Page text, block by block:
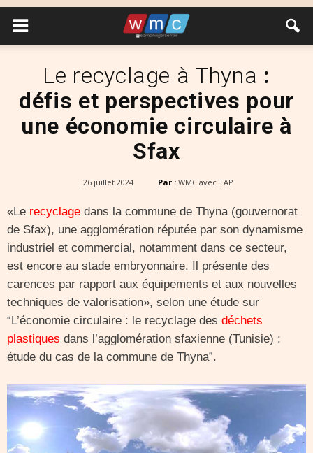
Le recyclage à Thyna :
défis et perspectives pour
une économie circulaire à
Sfax
26 juillet 2024 Par : WMC avec TAP
«Le recyclage dans la commune de Thyna (gouvernorat
de Sfax), une agglomération réputée par son dynamisme
industriel et commercial, notamment dans ce secteur,
est encore au stade embryonnaire. Il présente des
carences par rapport aux équipements et aux nouvelles
techniques de valorisation», selon une étude sur
“L’économie circulaire : le recyclage des déchets
plastiques dans l’agglomération sfaxienne (Tunisie) :
étude du cas de la commune de Thyna”.